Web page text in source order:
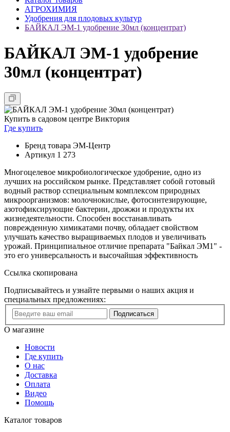
АГРОХИМИЯ
Удобрения для плодовых культур
БАЙКАЛ ЭМ-1 удобрение 30мл (концентрат)
БАЙКАЛ ЭМ-1 удобрение
30мл (концентрат)
Купить в садовом центре Виктория
Где купить
Бренд товара ЭМ-Центр
Артикул 1 273
Многоцелевое микробиологическое удобрение, одно из
лучших на российском рынке. Представляет собой готовый
водный раствор сспециальным комплексом природных
микроорганизмов: молочнокислые, фотосинтезирующие,
азотофиксирующие бактерии, дрожжи и продукты их
жизнедеятельности. Способен восстанавливать
поврежденную химикатами почву, обладает свойством
улучшать качество выращиваемых плодов и увеличивать
урожай. Принципиальное отличие препарата "Байкал ЭМ1" -
это его универсальность и высочайшая эффективность
Ссылка скопирована
Подписывайтесь и узнайте первыми о наших акция и
специальных предложениях:
Подписаться
О магазине
Новости
Где купить
О нас
Доставка
Оплата
Видео
Помощь
Каталог товаров